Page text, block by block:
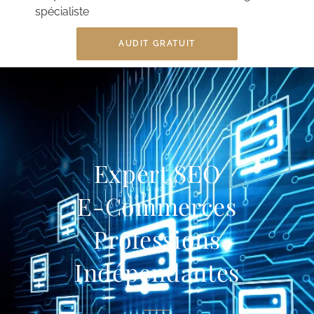
spécialiste
AUDIT GRATUIT
Expert SEO
E-Commerces
Professions
Indépendantes